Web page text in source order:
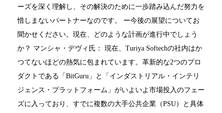
ーズを深く理解し、その解決のために一歩踏み込んだ努力を
惜しまないパートナーなのです。 ー今後の展望についてお
聞かせください。現在、どのような計画が進行中でしょう
か？ マンシャ・デヴィ氏： 現在、Turiya Softechの社内はか
つてないほどの熱気に包まれています。革新的な2つのプロ
ダクトである「BitGuru」と「インダストリアル・インテリ
ジェンス・プラットフォーム」がいよいよ市場投入のフェー
ズに入っており、すでに複数の大手公共企業（PSU）と具体